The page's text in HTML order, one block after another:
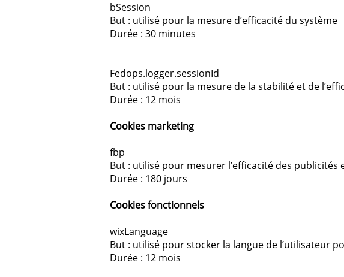
bSession
But : utilisé pour la mesure d’efficacité du système
Durée : 30 minutes
Fedops.logger.sessionId
But : utilisé pour la mesure de la stabilité et de
Durée : 12 mois
Cookies marketing
fbp
But : utilisé pour mesurer l’efficacité des
Durée : 180 jours
Cookies fonctionnels
wixLanguage
But : utilisé pour stocker la langue de l’utilisateur
Durée : 12 mois